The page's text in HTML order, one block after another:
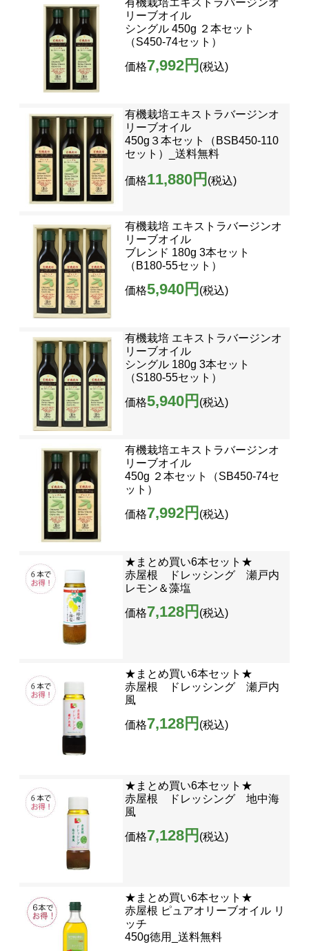
有機栽培エキストラバージンオ
リーブオイル
シングル 450g ２本セット
（S450-74セット）
価格7,992円 (税込)
有機栽培エキストラバージンオ
リーブオイル
450g３本セット（BSB450-110
セット）_送料無料
価格11,880円 (税込)
有機栽培 エキストラバージンオ
リーブオイル
ブレンド 180g 3本セット
（B180-55セット）
価格5,940円 (税込)
有機栽培 エキストラバージンオ
リーブオイル
シングル 180g 3本セット
（S180-55セット）
価格5,940円 (税込)
有機栽培エキストラバージンオ
リーブオイル
450g ２本セット（SB450-74セ
ット）
価格7,992円 (税込)
★まとめ買い6本セット★
赤屋根 ドレッシング 瀬戸内
レモン＆藻塩
価格7,128円 (税込)
★まとめ買い6本セット★
赤屋根 ドレッシング 瀬戸内
風
価格7,128円 (税込)
★まとめ買い6本セット★
赤屋根 ドレッシング 地中海
風
価格7,128円 (税込)
★まとめ買い6本セット★
赤屋根 ピュアオリーブオイル リ
ッチ
450g徳用_送料無料